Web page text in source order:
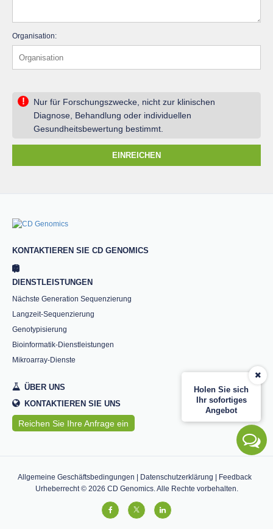
Holen Sie sich
Ihr sofortiges
Angebot
Organisation:
!
Nur für Forschungszwecke, nicht zur klinischen
Diagnose, Behandlung oder individuellen
Gesundheitsbewertung bestimmt.
EINREICHEN
KONTAKTIEREN SIE CD GENOMICS
DIENSTLEISTUNGEN
Nächste Generation Sequenzierung
Langzeit-Sequenzierung
Genotypisierung
Bioinformatik-Dienstleistungen
Mikroarray-Dienste
ÜBER UNS
KONTAKTIEREN SIE UNS
Reichen Sie Ihre Anfrage ein
Allgemeine Geschäftsbedingungen Datenschutzerklärung
Feedback
Urheberrecht © 2026 CD Genomics. Alle Rechte vorbehalten.